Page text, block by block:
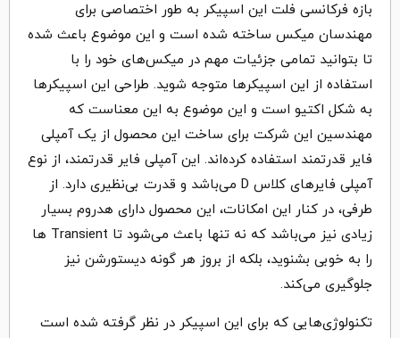
بازه فرکانسی فلت این اسپیکر به طور اختصاصی برای
مهندسان میکس ساخته شده است و این موضوع باعث شده
تا بتوانید تمامی جزئیات مهم در میکس‌های خود را با
استفاده از این اسپیکرها متوجه شوید. طراحی این اسپیکرها
به شکل اکتیو است و این موضوع به این معناست که
مهندسین این شرکت برای ساخت این محصول از یک آمپلی
فایر قدرتمند استفاده کرده‌اند. این آمپلی فایر قدرتمند، از نوع
آمپلی فایرهای کلاس D می‌باشد و قدرت بی‌نظیری دارد. از
طرفی، در کنار این امکانات، این محصول دارای هدروم بسیار
زیادی نیز می‌باشد که نه تنها باعث می‌شود تا Transient ها
را به خوبی بشنوید، بلکه از بروز هر گونه دیستورشن نیز
جلوگیری می‌کند.
تکنولوژی‌هایی که برای این اسپیکر در نظر گرفته شده است